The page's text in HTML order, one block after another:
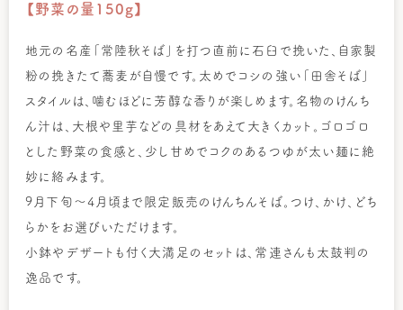
【野菜の量150g】
地元の名産「常陸秋そば」を打つ直前に石臼で挽いた、自家製
粉の挽きたて蕎麦が自慢です。太めでコシの強い「田舎そば」
スタイルは、噛むほどに芳醇な香りが楽しめます。名物のけんち
ん汁は、大根や里芋などの具材をあえて大きくカット。ゴロゴロ
とした野菜の食感と、少し甘めでコクのあるつゆが太い麺に絶
妙に絡みます。
9月下旬～4月頃まで限定販売のけんちんそば。つけ、かけ、どち
らかをお選びいただけます。
小鉢やデザートも付く大満足のセットは、常連さんも太鼓判の
逸品です。